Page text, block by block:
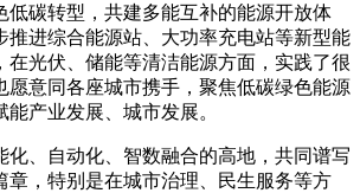
碳转型，共建多能互补的能源开放体
推进综合能源站、大功率充电站等新型能
在光伏、储能等清洁能源方面，实践了很
愿意同各座城市携手，聚焦低碳绿色能源
产业发展、城市发展。
、自动化、智数融合的高地，共同谱写
章，特别是在城市治理、民生服务等方